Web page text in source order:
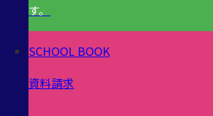
す。
SCHOOL BOOK
資料請求